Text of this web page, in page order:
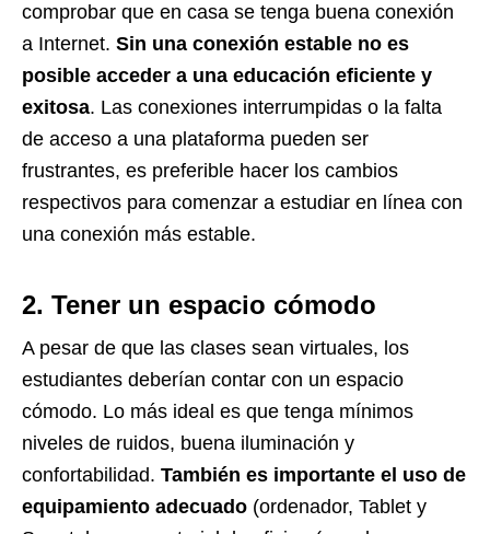
comprobar que en casa se tenga buena conexión
a Internet. Sin una conexión estable no es
posible acceder a una educación eficiente y
exitosa. Las conexiones interrumpidas o la falta
de acceso a una plataforma pueden ser
frustrantes, es preferible hacer los cambios
respectivos para comenzar a estudiar en línea con
una conexión más estable.
2. Tener un espacio cómodo
A pesar de que las clases sean virtuales, los
estudiantes deberían contar con un espacio
cómodo. Lo más ideal es que tenga mínimos
niveles de ruidos, buena iluminación y
confortabilidad. También es importante el uso de
equipamiento adecuado (ordenador, Tablet y